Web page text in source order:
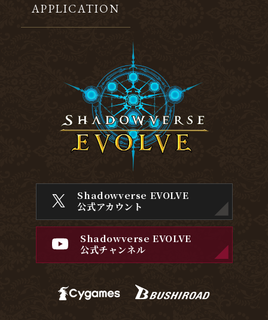
APPLICATION
Shadowverse EVOLVE
公式アカウント
Shadowverse EVOLVE
公式チャンネル